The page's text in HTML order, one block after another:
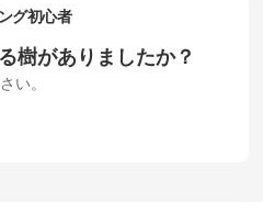
グ初心者
樹がありましたか？
い。